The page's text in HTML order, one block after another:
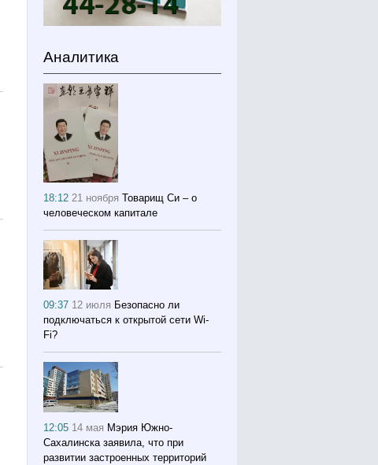
Аналитика
18:1221 ноября Товарищ Си – о
человеческом капитале
09:37 12 июля Безопасно ли
подключаться к открытой сети Wi-
Fi?
12:05 14 мая Мэрия Южно-
Сахалинска заявила, что при
развитии застроенных территорий